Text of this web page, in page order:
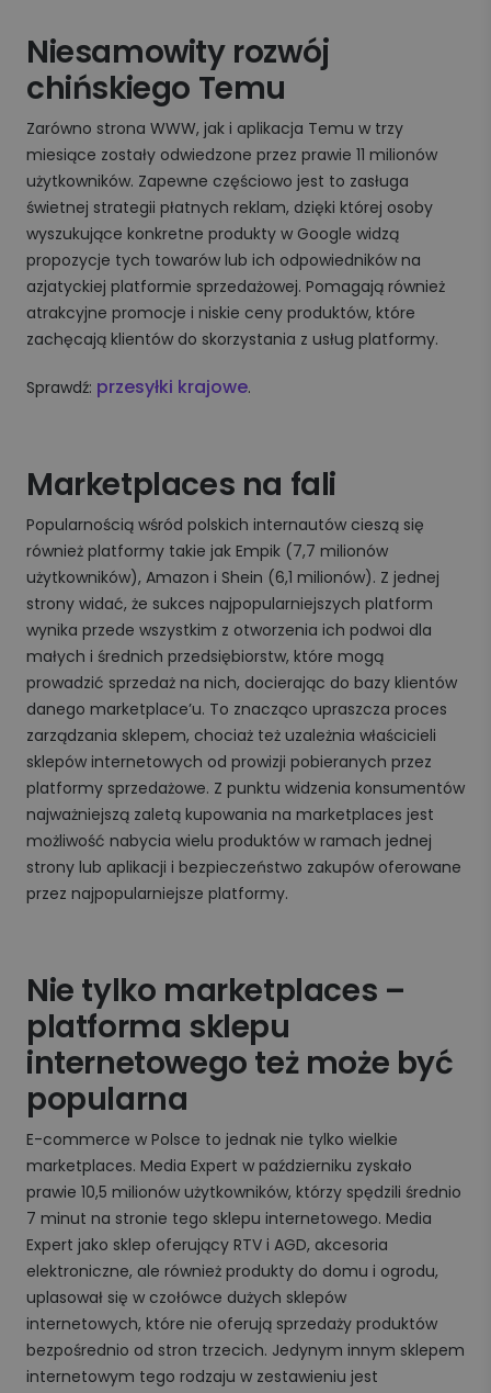
Niesamowity rozwój
chińskiego Temu
Zarówno strona WWW, jak i aplikacja Temu w trzy
miesiące zostały odwiedzone przez prawie 11 milionów
użytkowników. Zapewne częściowo jest to zasługa
świetnej strategii płatnych reklam, dzięki której osoby
wyszukujące konkretne produkty w Google widzą
propozycje tych towarów lub ich odpowiedników na
azjatyckiej platformie sprzedażowej. Pomagają również
atrakcyjne promocje i niskie ceny produktów, które
zachęcają klientów do skorzystania z usług platformy.
Sprawdź: przesyłki krajowe.
Marketplaces na fali
Popularnością wśród polskich internautów cieszą się
również platformy takie jak Empik (7,7 milionów
użytkowników), Amazon i Shein (6,1 milionów). Z jednej
strony widać, że sukces najpopularniejszych platform
wynika przede wszystkim z otworzenia ich podwoi dla
małych i średnich przedsiębiorstw, które mogą
prowadzić sprzedaż na nich, docierając do bazy klientów
danego marketplace’u. To znacząco upraszcza proces
zarządzania sklepem, chociaż też uzależnia właścicieli
sklepów internetowych od prowizji pobieranych przez
platformy sprzedażowe. Z punktu widzenia konsumentów
najważniejszą zaletą kupowania na marketplaces jest
możliwość nabycia wielu produktów w ramach jednej
strony lub aplikacji i bezpieczeństwo zakupów oferowane
przez najpopularniejsze platformy.
Nie tylko marketplaces –
platforma sklepu
internetowego też może być
popularna
E-commerce w Polsce to jednak nie tylko wielkie
marketplaces. Media Expert w październiku zyskało
prawie 10,5 milionów użytkowników, którzy spędzili średnio
7 minut na stronie tego sklepu internetowego. Media
Expert jako sklep oferujący RTV i AGD, akcesoria
elektroniczne, ale również produkty do domu i ogrodu,
uplasował się w czołówce dużych sklepów
internetowych, które nie oferują sprzedaży produktów
bezpośrednio od stron trzecich. Jedynym innym sklepem
internetowym tego rodzaju w zestawieniu jest